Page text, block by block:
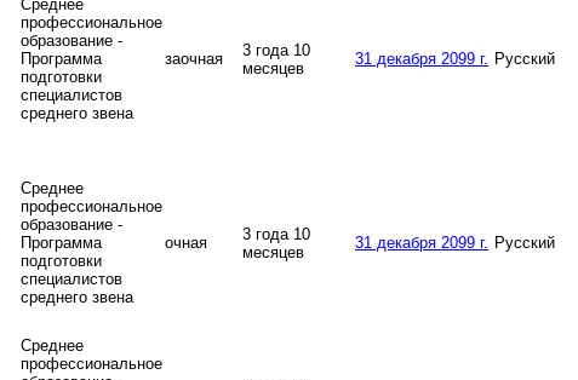
Среднее
профессиональное
образование -
Программа
подготовки
специалистов
среднего звена
заочная
3 года 10
месяцев
31 декабря 2099 г. Русский
Среднее
профессиональное
образование -
Программа
подготовки
специалистов
среднего звена
очная
3 года 10
месяцев
31 декабря 2099 г. Русский
Среднее
профессиональное